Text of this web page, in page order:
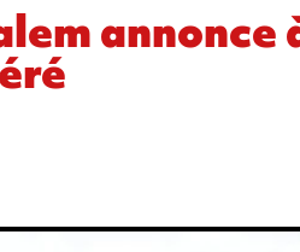
annonce